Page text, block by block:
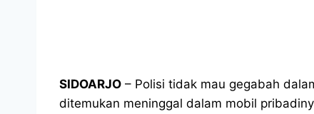
SIDOARJO – Polisi tidak mau gegabah
ditemukan meninggal dalam mobil